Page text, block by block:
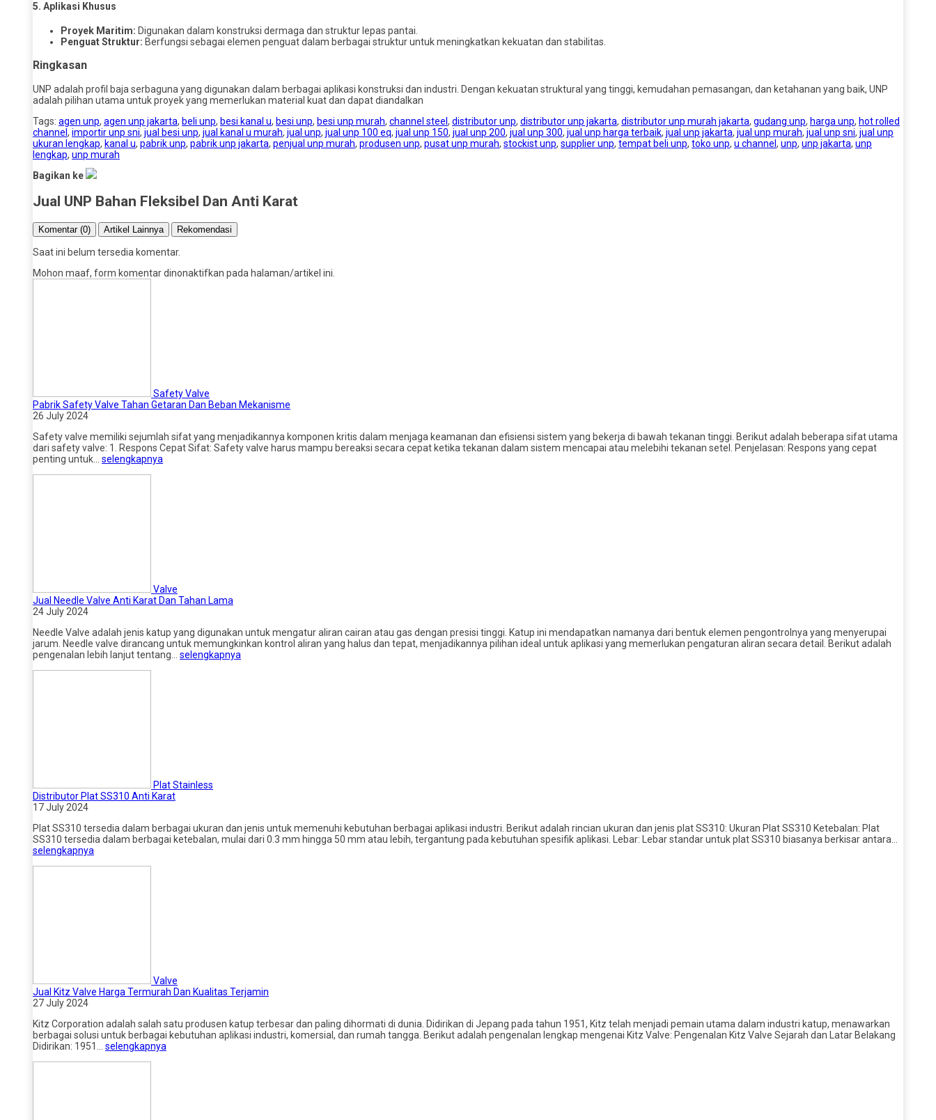
5. Aplikasi Khusus
Proyek Maritim: Digunakan dalam konstruksi dermaga dan struktur lepas pantai.
Penguat Struktur: Berfungsi sebagai elemen penguat dalam berbagai struktur untuk meningkatkan kekuatan dan stabilitas.
Ringkasan
UNP adalah profil baja serbaguna yang digunakan dalam berbagai aplikasi konstruksi dan industri. Dengan kekuatan struktural yang tinggi, kemudahan pemasangan, dan ketahanan yang baik, UNP
adalah pilihan utama untuk proyek yang memerlukan material kuat dan dapat diandalkan
Tags: agen unp, agen unp jakarta, beli unp, besi kanal u, besi unp, besi unp murah, channel steel , distributor unp, distributor unp jakarta, distributor unp murah jakarta, gudang unp, harga unp, hot rolled
channel , importir unp sni, jual besi unp, jual kanal u murah, jual unp, jual unp 100 eq, jual unp 150, jual unp 200, jual unp 300, jual unp harga terbaik, jual unp jakarta, jual unp murah, jual unp sni, jual unp
ukuran lengkap, kanal u, pabrik unp, pabrik unp jakarta, penjual unp murah, produsen unp, pusat unp murah, stockist unp, supplier unp, tempat beli unp, toko unp, u channel , unp, unp jakarta, unp
lengkap, unp murah
Bagikan ke
Jual UNP Bahan Fleksibel Dan Anti Karat
Komentar (0) Artikel Lainnya Rekomendasi
Saat ini belum tersedia komentar.
Mohon maaf, form komentar dinonaktifkan pada halaman/artikel ini.
Safety Valve
Pabrik Safety Valve Tahan Getaran Dan Beban Mekanisme
26 July 2024
Safety valve memiliki sejumlah sifat yang menjadikannya komponen kritis dalam menjaga keamanan dan efisiensi sistem yang bekerja di bawah tekanan tinggi. Berikut adalah beberapa sifat utama
dari safety valve: 1. Respons Cepat Sifat: Safety valve harus mampu bereaksi secara cepat ketika tekanan dalam sistem mencapai atau melebihi tekanan setel. Penjelasan: Respons yang cepat
penting untuk… selengkapnya
Valve
Jual Needle Valve Anti Karat Dan Tahan Lama
24 July 2024
Needle Valve adalah jenis katup yang digunakan untuk mengatur aliran cairan atau gas dengan presisi tinggi. Katup ini mendapatkan namanya dari bentuk elemen pengontrolnya yang menyerupai
jarum. Needle valve dirancang untuk memungkinkan kontrol aliran yang halus dan tepat, menjadikannya pilihan ideal untuk aplikasi yang memerlukan pengaturan aliran secara detail. Berikut adalah
pengenalan lebih lanjut tentang… selengkapnya
Plat Stainless
Distributor Plat SS310 Anti Karat
17 July 2024
Plat SS310 tersedia dalam berbagai ukuran dan jenis untuk memenuhi kebutuhan berbagai aplikasi industri. Berikut adalah rincian ukuran dan jenis plat SS310: Ukuran Plat SS310 Ketebalan: Plat
SS310 tersedia dalam berbagai ketebalan, mulai dari 0.3 mm hingga 50 mm atau lebih, tergantung pada kebutuhan spesifik aplikasi. Lebar: Lebar standar untuk plat SS310 biasanya berkisar antara…
selengkapnya
Valve
Jual Kitz Valve Harga Termurah Dan Kualitas Terjamin
27 July 2024
Kitz Corporation adalah salah satu produsen katup terbesar dan paling dihormati di dunia. Didirikan di Jepang pada tahun 1951, Kitz telah menjadi pemain utama dalam industri katup, menawarkan
berbagai solusi untuk berbagai kebutuhan aplikasi industri, komersial, dan rumah tangga. Berikut adalah pengenalan lengkap mengenai Kitz Valve: Pengenalan Kitz Valve Sejarah dan Latar Belakang
Didirikan: 1951… selengkapnya